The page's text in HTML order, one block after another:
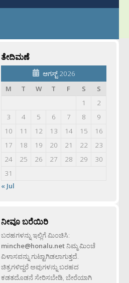
ತೇದಿಮಣೆ
ಆಗಸ್ಟ್ 2026
M
T W T F S
S
1
2
3
4 5 6 7 8
9
10
11 12 13 14 15
16
17
18 19 20 21 22
23
24
25 26 27 28 29
30
31
« Jul
ನೀವೂ ಬರೆಯಿರಿ
ಬರಹಗಳನ್ನು ಇಲ್ಲಿಗೆ ಮಿಂಚಿಸಿ:
minche@honalu.netನಿಮ್ಮ ಮಿಂಚೆ
ವಿಳಾಸವನ್ನು ಗುಟ್ಟಾಗಿಡಲಾಗುತ್ತದೆ.
ಚಿತ್ರಗಳಿದ್ದರೆ ಅವುಗಳನ್ನು ಬರಹದ
ಕಡತದೊಡನೆ ಸೇರಿಸಬೇಡಿ, ಬೇರೆಯಾಗಿ